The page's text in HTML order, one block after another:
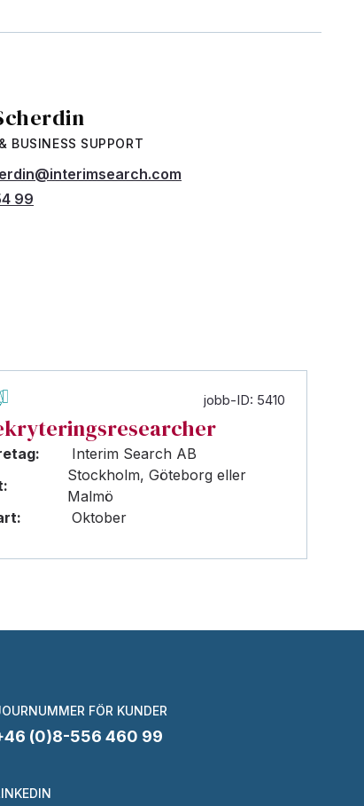
BUSINESS SUPPORT
99
jobb-ID: 5410
Interim Search AB
Stockholm, Göteborg eller
Malmö
Oktober
FÖR KUNDER
(0)8-556 460 99